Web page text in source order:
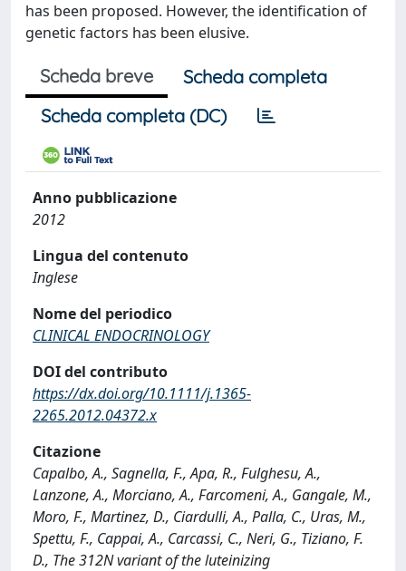
has been proposed. However, the identification of
genetic factors has been elusive.
Scheda breve
Scheda completa
Scheda completa (DC)
Anno pubblicazione
2012
Lingua del contenuto
Inglese
Nome del periodico
CLINICAL ENDOCRINOLOGY
DOI del contributo
https://dx.doi.org/10.1111/j.1365-
2265.2012.04372.x
Citazione
Capalbo, A., Sagnella, F., Apa, R., Fulghesu, A.,
Lanzone, A., Morciano, A., Farcomeni, A., Gangale, M.,
Moro, F., Martinez, D., Ciardulli, A., Palla, C., Uras, M.,
Spettu, F., Cappai, A., Carcassi, C., Neri, G., Tiziano, F.
D., The 312N variant of the luteinizing